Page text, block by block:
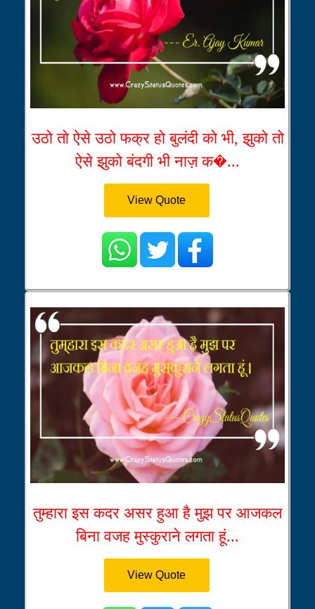
उठो तो ऐसे उठो फक्र हो बुलंदी को भी, झुको तो
ऐसे झुको बंदगी भी नाज़ क�...
View Quote
तुम्हारा इस कदर असर हुआ है मुझ पर आजकल
बिना वजह मुस्कुराने लगता हूं...
View Quote